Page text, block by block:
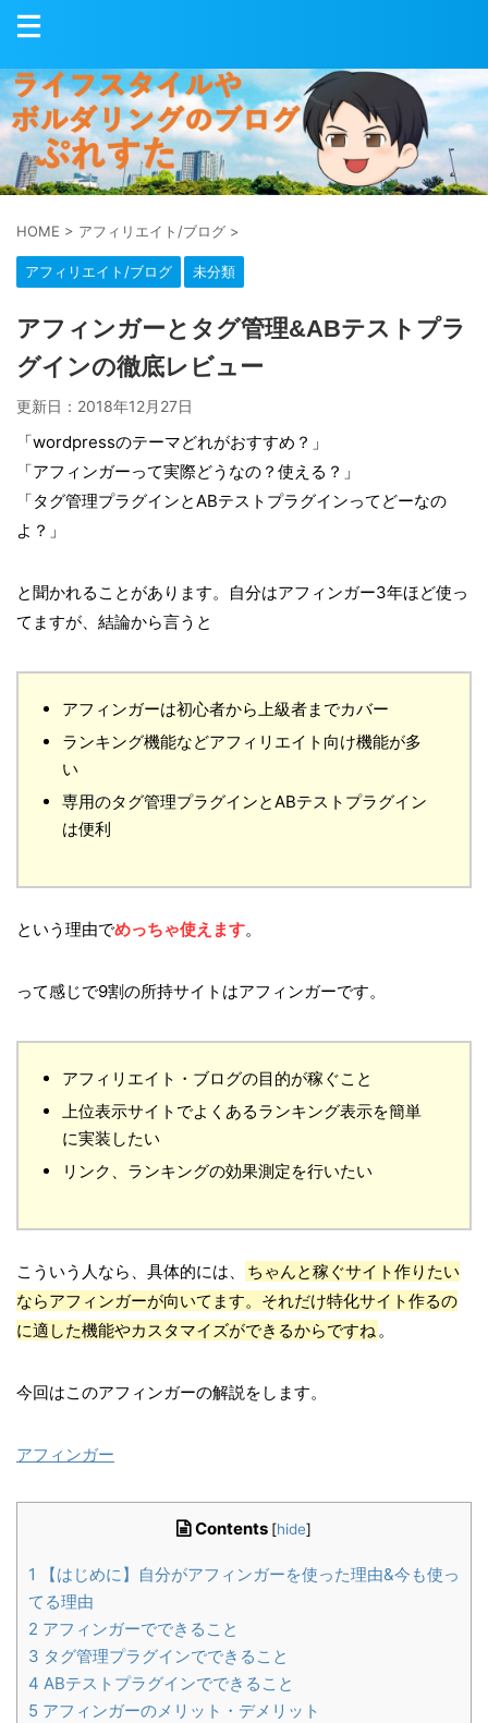
HOME > アフィリエイト/ブログ >
アフィリエイト/ブログ 未分類
アフィンガーとタグ管理&ABテストプラ
グインの徹底レビュー
更新日： 2018年12月27日
「wordpressのテーマどれがおすすめ？」
「アフィンガーって実際どうなの？使える？」
「タグ管理プラグインとABテストプラグインってどーなの
よ？」
と聞かれることがあります。自分はアフィンガー3年ほど使っ
てますが、結論から言うと
アフィンガーは初心者から上級者までカバー
ランキング機能などアフィリエイト向け機能が多
い
専用のタグ管理プラグインとABテストプラグイン
は便利
という理由でめっちゃ使えます。
って感じで9割の所持サイトはアフィンガーです。
アフィリエイト・ブログの目的が稼ぐこと
上位表示サイトでよくあるランキング表示を簡単
に実装したい
リンク、ランキングの効果測定を行いたい
こういう人なら、具体的には、
ちゃんと稼ぐサイト作りたい
ならアフィンガーが向いてます。それだけ特化サイト作るの
に適した機能やカスタマイズができるからですね。
今回はこのアフィンガーの解説をします。
アフィンガー
Contents [hide]
1
【はじめに】自分がアフィンガーを使った理由&今も使っ
てる理由
2 アフィンガーでできること
3 タグ管理プラグインでできること
4 ABテストプラグインでできること
5 アフィンガーのメリット・デメリット